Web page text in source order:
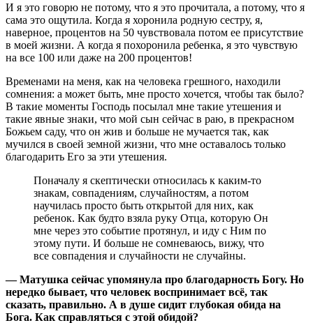
И я это говорю не потому, что я это прочитала, а потому, что я
сама это ощутила. Когда я хоронила родную сестру, я,
наверное, процентов на 50 чувствовала потом ее присутствие
в моей жизни. А когда я похоронила ребенка, я это чувствую
на все 100 или даже на 200 процентов!
Временами на меня, как на человека грешного, находили
сомнения: а может быть, мне просто хочется, чтобы так было?
В такие моменты Господь посылал мне такие утешения и
такие явные знаки, что мой сын сейчас в раю, в прекрасном
Божьем саду, что он жив и больше не мучается так, как
мучился в своей земной жизни, что мне оставалось только
благодарить Его за эти утешения.
Поначалу я скептически относилась к каким-то
знакам, совпадениям, случайностям, а потом
научилась просто быть открытой для них, как
ребенок. Как будто взяла руку Отца, которую Он
мне через это событие протянул, и иду с Ним по
этому пути. И больше не сомневаюсь, вижу, что
все совпадения и случайности не случайны.
— Матушка сейчас упомянула про благодарность Богу. Но
нередко бывает, что человек воспринимает всё, так
сказать, правильно. А в душе сидит глубокая обида на
Бога. Как справляться с этой обидой?